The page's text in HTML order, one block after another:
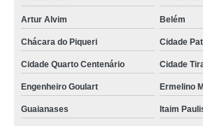
aquecedores solares residenciais valor Paulista
aquecedor solar piscina preços Guaianases
instalação de aquecedor solar a vácuo para
aquecedor solar Muniz de Souza
aquecedor solar baixo custo preço Paulista
Artur Alvim Belém
Chácara do Piqueri Cidade
Cidade Quarto Centenário Cidade
Engenheiro Goulart Ermelino
Guaianases Itaim